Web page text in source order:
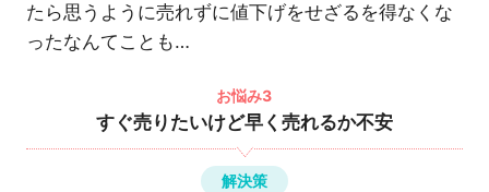
たら思うように売れずに値下げをせざるを得なくな
ったなんてことも…
お悩み3
すぐ売りたいけど早く売れるか不安
解決策